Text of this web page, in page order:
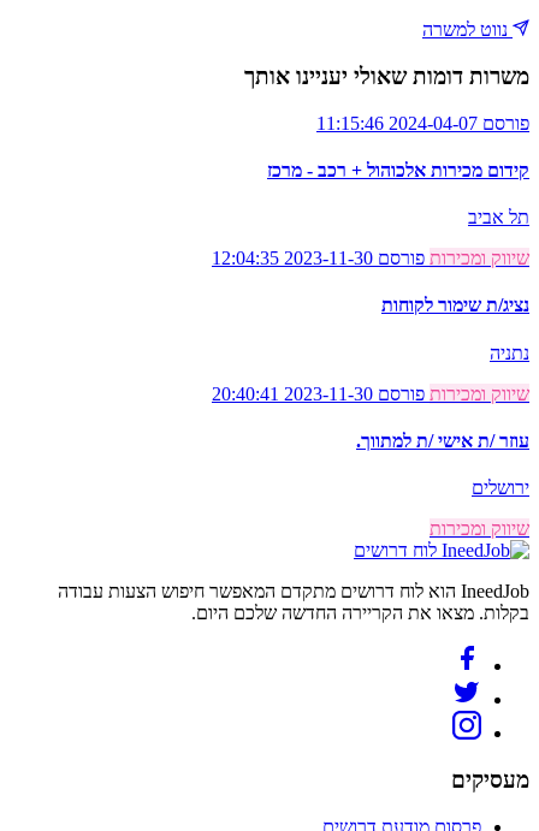
נווט למשרה
משרות דומות שאולי יעניינו אותך
פורסם 2024-04-07 11:15:46
קידום מכירות אלכוהול + רכב - מרכז
תל אביב
שיווק ומכירות פורסם 2023-11-30 12:04:35
נציג/ת שימור לקוחות
נתניה
שיווק ומכירות פורסם 2023-11-30 20:40:41
עוזר /ת אישי /ת למתווך.
ירושלים
שיווק ומכירות
לוח דרושים
IneedJob הוא לוח דרושים מתקדם המאפשר חיפוש הצעות עבודה
בקלות. מצאו את הקריירה החדשה שלכם היום.
מעסיקים
פרסום מודעת דרושים